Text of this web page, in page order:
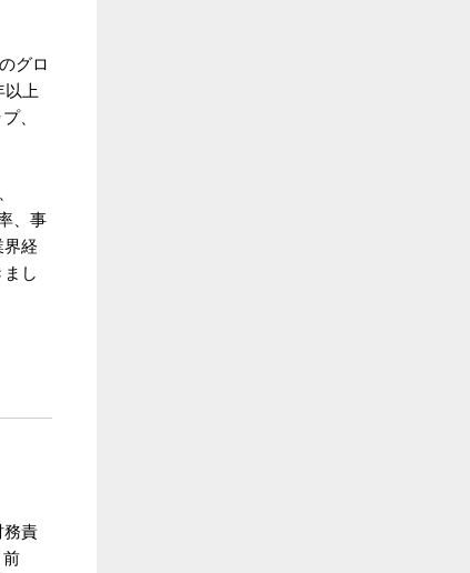
グロ
以上
、
、事
経
し
務責
前